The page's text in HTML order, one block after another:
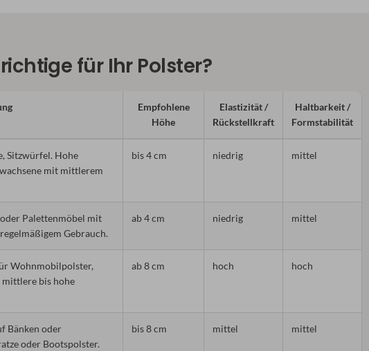
für Ihr Polster?
Empfohlene
Höhe
Elastizität /
Rückstellkraft
Haltbarkeit /
Formstabilität
Sitzwürfel. Hohe
mit mittlerem
bis 4 cm niedrig mittel
Palettenmöbel mit
Gebrauch.
ab 4 cm niedrig mittel
Wohnmobilpolster,
mittlere bis hohe
ab 8 cm hoch hoch
Bänken oder
oder Bootspolster.
bis 8 cm mittel mittel